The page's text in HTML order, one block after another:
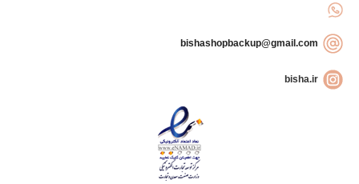
bisha.ir